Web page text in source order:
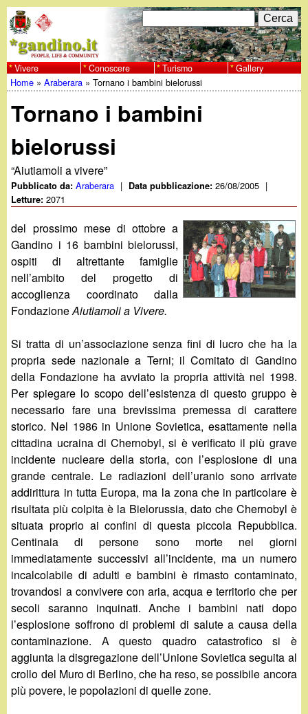
al
contenuto
principale
w
w
w
.
g
a
n
d
i
n
o
.
i
t
F
o
r
m
r
i
c
e
a
C
e
r
c
a
Vivere Conoscere Turismo Gallery
Tu
sei
qui
Home »Araberara »Tornano i bambini bielorussi
Tornano i bambini
bielorussi
“Aiutiamoli a vivere”
Pubblicato da:Araberara | Data pubblicazione:26/08/2005 |
Letture:2071
del prossimo mese di ottobre a
Gandino i 16 bambini bielorussi,
ospiti di altrettante famiglie
nell’ambito del progetto di
accoglienza coordinato dalla
FondazioneAiutiamoli a Vivere.
Si tratta di un’associazione senza fini di lucro che ha la
propria sede nazionale a Terni; il Comitato di Gandino
della Fondazione ha avviato la propria attività nel 1998.
Per spiegare lo scopo dell’esistenza di questo gruppo è
necessario fare una brevissima premessa di carattere
storico. Nel 1986 in Unione Sovietica, esattamente nella
cittadina ucraina di Chernobyl, si è verificato il più grave
incidente nucleare della storia, con l’esplosione di una
grande centrale. Le radiazioni dell’uranio sono arrivate
addirittura in tutta Europa, ma la zona che in particolare è
risultata più colpita è la Bielorussia, dato che Chernobyl è
situata proprio ai confini di questa piccola Repubblica.
Centinaia di persone sono morte nei giorni
immediatamente successivi all’incidente, ma un numero
incalcolabile di adulti e bambini è rimasto contaminato,
trovandosi a convivere con aria, acqua e territorio che per
secoli saranno inquinati. Anche i bambini nati dopo
l’esplosione soffrono di problemi di salute a causa della
contaminazione. A questo quadro catastrofico si è
aggiunta la disgregazione dell’Unione Sovietica seguita al
crollo del Muro di Berlino, che ha reso, se possibile ancora
più povere, le popolazioni di quelle zone.